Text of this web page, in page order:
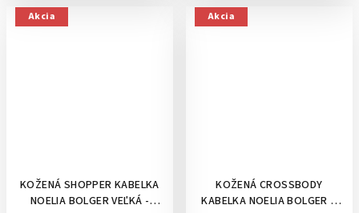
Akcia
KOŽENÁ SHOPPER KABELKA
NOELIA BOLGER VEĽKÁ -
Akcia
KOŽENÁ CROSSBODY
KABELKA NOELIA BOLGER S